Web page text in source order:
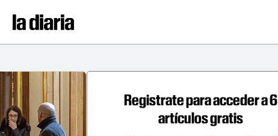
Registrate para acceder a 6
artículos gratis